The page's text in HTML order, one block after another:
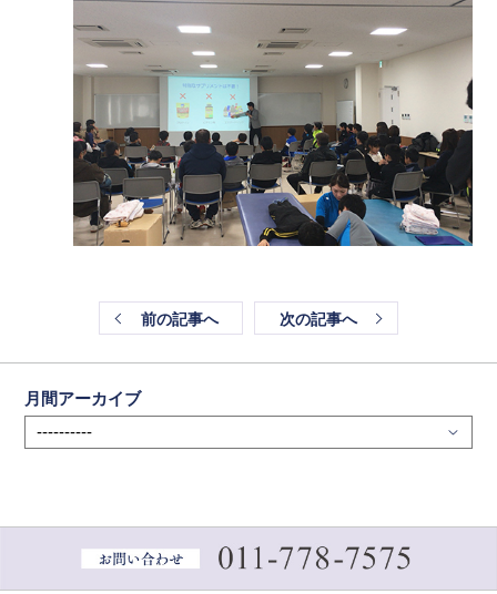
前の記事へ 次の記事へ
月間アーカイブ